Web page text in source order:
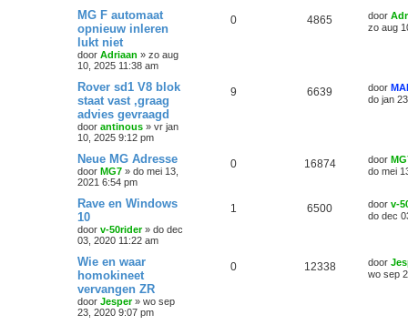
MG F automaat
opnieuw inleren
lukt niet
door Adriaan » zo aug
10, 2025 11:38 am
0 4865 door
zo aug
Rover sd1 V8 blok
staat vast ,graag
advies gevraagd
door antinous » vr jan
10, 2025 9:12 pm
9 6639 door
do jan
Neue MG Adresse
door MG7 » do mei 13,
2021 6:54 pm
0 16874 door
do mei
Rave en Windows
10
door v-50rider» do dec
03, 2020 11:22 am
1 6500 door v-
do dec
Wie en waar
homokineet
vervangen ZR
door Jesper» wo sep
23, 2020 9:07 pm
0 12338 door
wo sep